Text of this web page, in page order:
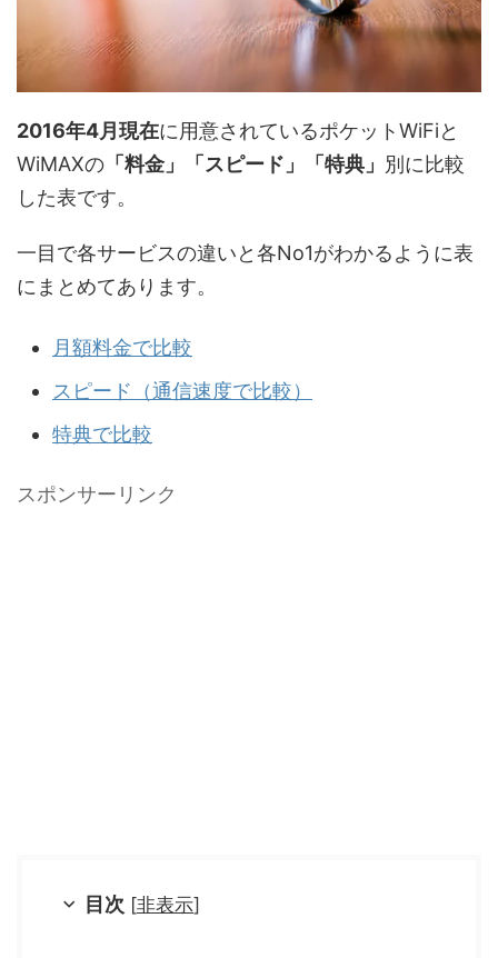
2016年4月現在に用意されているポケットWiFiと
WiMAXの 「料金」「スピード」「特典」 別に比較
した表です。
一目で各サービスの違いと各No1がわかるように表
にまとめてあります。
月額料金で比較
スピード（通信速度で比較）
特典で比較
スポンサーリンク
目次 [非表示]